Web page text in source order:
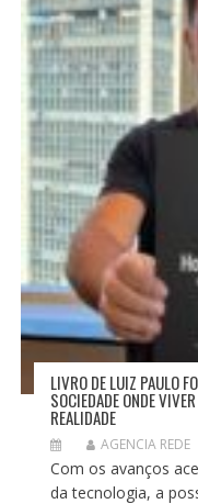
LIVRO DE LUIZ PAULO
SOCIEDADE ONDE
REALIDADE
AGENCIA REDE
Com os avanços
da tecnologia, a